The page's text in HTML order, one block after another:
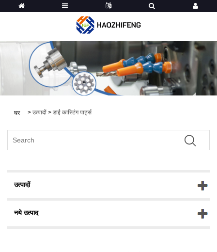
घर > उत्पादों > डाई कास्टिंग पार्ट्स
उत्पादों
नये उत्पाद